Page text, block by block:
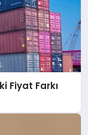
Fiyat Farkı